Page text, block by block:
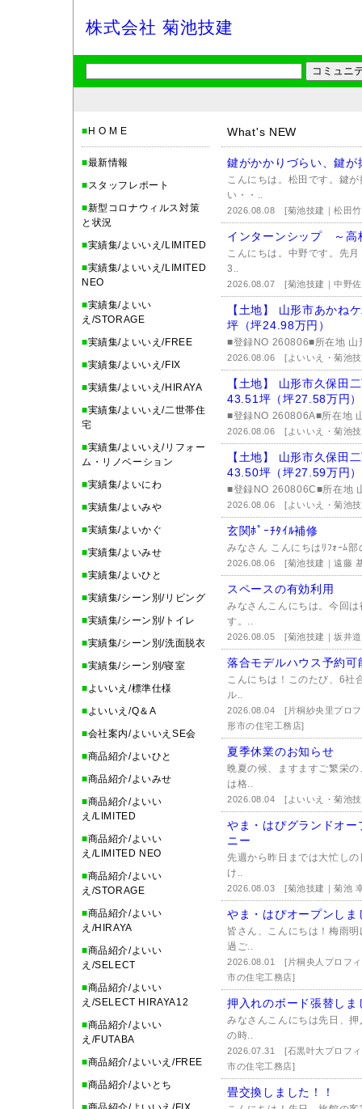
株式会社 菊池技建
■ H O M E
■最新情報
■スタッフレポート
■新型コロナウィルス対策
と状況
■実績集/よいいえ/LIMITED
■実績集/よいいえ/LIMITED
NEO
■実績集/よいい
え/STORAGE
■実績集/よいいえ/FREE
■実績集/よいいえ/FIX
■実績集/よいいえ/HIRAYA
■実績集/よいいえ/二世帯住
宅
■実績集/よいいえ/リフォー
ム・リノベーション
■実績集/よいにわ
■実績集/よいみや
■実績集/よいかぐ
■実績集/よいみせ
■実績集/よいひと
■実績集/シーン別/リビング
■実績集/シーン別/トイレ
■実績集/シーン別/洗面脱衣
■実績集/シーン別/寝室
■よいいえ/標準仕様
■よいいえ/Q＆A
■会社案内/よいいえSE会
■商品紹介/よいひと
■商品紹介/よいみせ
■商品紹介/よいい
え/LIMITED
■商品紹介/よいい
え/LIMITED NEO
■商品紹介/よいい
え/STORAGE
■商品紹介/よいい
え/HIRAYA
■商品紹介/よいい
え/SELECT
■商品紹介/よいい
え/SELECT HIRAYA12
■商品紹介/よいい
え/FUTABA
■商品紹介/よいいえ/FREE
■商品紹介/よいとち
What's NEW
鍵がかかりづらい、鍵が
こんにちは。松田です。鍵
い・・..
2026.08.08[菊池技建｜松田
インターンシップ ～高
こんにちは。中野です。先
3..
2026.08.07[菊池技建｜中野
【土地】 山形市あか
坪（坪24.98万円）
■登録NO 260806■所在地 山
2026.08.06[よいいえ・菊池
【土地】 山形市久保
43.51坪（坪27.58万円）
■登録NO 260806A■所在地
2026.08.06[よいいえ・菊池
【土地】 山形市久保
43.50坪（坪27.59万円）
■登録NO 260806C■所在地
2026.08.06[よいいえ・菊池
玄関ﾎﾟｰﾁﾀｲﾙ補修
みなさん こんにちはﾘﾌｫｰﾑ
2026.08.06[菊池技建｜遠藤
スペースの有効利用
みなさんこんにちは。今回
す。..
2026.08.05[菊池技建｜坂井
落合モデルハウス予約可
こんにちは！このたび、6社
ル..
2026.08.04[片桐紗央里プロ
形市の住宅工務店]
夏季休業のお知らせ
晩夏の候、ますますご繁栄
は格..
2026.08.04[よいいえ・菊池
やま・はぴグランドオ
ニー
先週から昨日までは大忙し
け..
2026.08.03[菊池技建｜菊池
やま・はぴオープンしま
皆さん、こんにちは！梅雨
過ご..
2026.08.01[片桐央人プロフ
市の住宅工務店]
押入れのボード張替しま
みなさんこんにちは先日、
の時..
2026.07.31[石黒叶大プロフ
市の住宅工務店]
畳交換しました！！